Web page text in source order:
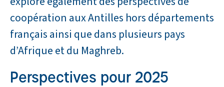
coopération aux Antilles hors départements
français ainsi que dans plusieurs pays
d’Afrique et du Maghreb.
Perspectives pour 2025